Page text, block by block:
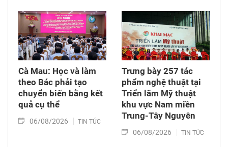
Cà Mau: Học và làm
theo Bác phải tạo
chuyển biến bằng kết
quả cụ thể
06/08/2026 TIN TỨC
Trưng bày 257 tác
phẩm nghệ thuật tại
Triển lãm Mỹ thuật
khu vực Nam miền
Trung-Tây Nguyên
06/08/2026 TIN TỨC